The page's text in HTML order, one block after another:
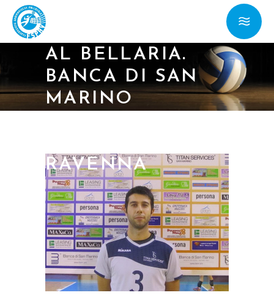
AL BELLARIA.
BANCA DI SAN
MARINO
RAVENNA